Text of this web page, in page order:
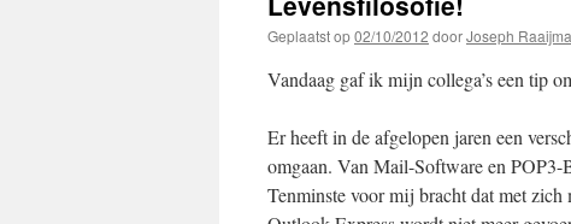
Geplaatst op02/10/2012 doorJoseph
Vandaag gaf ik mijn collega’s een tip
Er heeft in de afgelopen jaren een
omgaan. Van Mail-Software en
Tenminste voor mij bracht dat met